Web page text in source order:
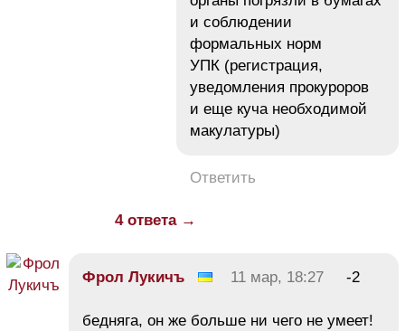
и соблюдении
формальных норм
УПК (регистрация,
уведомления прокуроров
и еще куча необходимой
макулатуры)
Ответить
4 ответа →
Фрол Лукичъ 11 мар, 18:27 -2
бедняга, он же больше ни чего не умеет!